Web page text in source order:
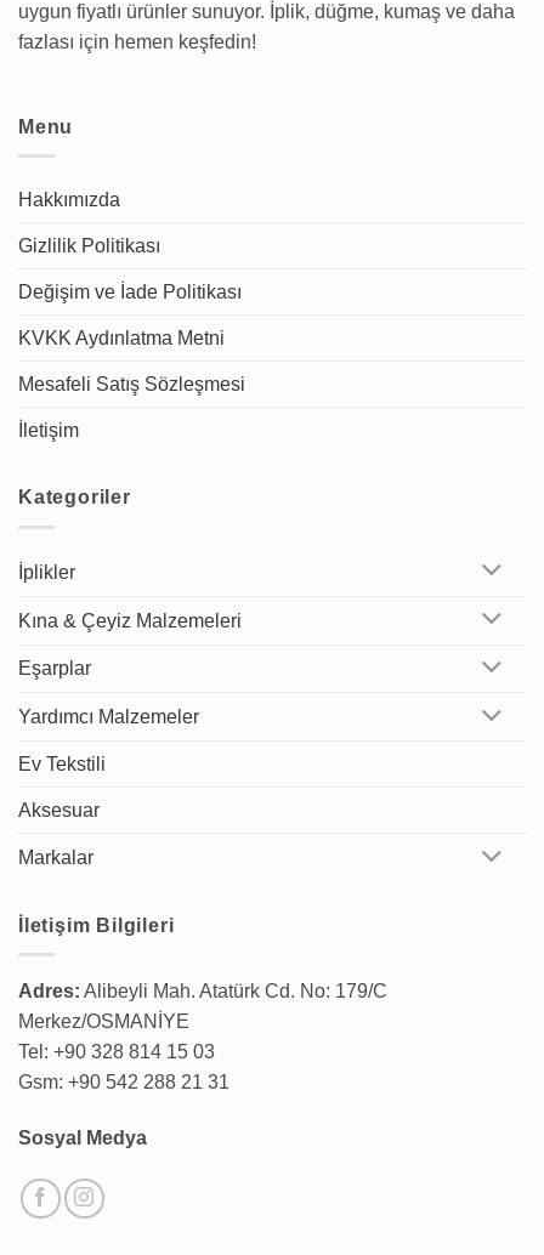
uygun fiyatlı ürünler sunuyor. İplik, düğme, kumaş ve daha
fazlası için hemen keşfedin!
Menu
Hakkımızda
Gizlilik Politikası
Değişim ve İade Politikası
KVKK Aydınlatma Metni
Mesafeli Satış Sözleşmesi
İletişim
Kategoriler
İplikler
Kına & Çeyiz Malzemeleri
Eşarplar
Yardımcı Malzemeler
Ev Tekstili
Aksesuar
Markalar
İletişim Bilgileri
Adres: Alibeyli Mah. Atatürk Cd. No: 179/C
Merkez/OSMANİYE
Tel: +90 328 814 15 03
Gsm: +90 542 288 21 31
Sosyal Medya